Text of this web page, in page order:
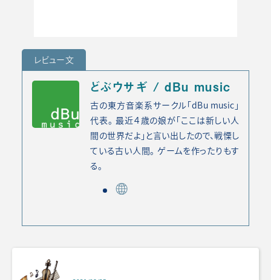
レビュー文
どぶウサギ / dBu music
古の東方音楽系サークル「dBu music」
代表。 最近４歳の娘が「ここは新しい人
間の世界だよ」と言い出したので、戦慄し
ている古い人間。 ゲームを作ったりもす
る。